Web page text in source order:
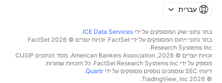
עברית
בחר נתוני שוק המסופקים על ידי ICE Data Services
.
בחר נתוני ייחוס המסופקים על ידי FactSet. זכויות יוצרים © 2026 ‏FactSet
Research Systems Inc.‏
זכויות יוצרים © 2026, ‏American Bankers Association. מסד הנתונים CUSIP
מסופק על ידי FactSet Research Systems Inc. כל הזכויות שמורות.
דיווחי SEC ומסמכים נוספים מסופקים על ידי
Quartr
.
© 2026 ‏TradingView, Inc.‏